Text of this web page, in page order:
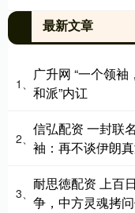
最新文章
1、
广升网 “一个领袖
和派”内讧
2、
信弘配资 一封联
袖：再不谈伊朗
3、
耐思徳配资 上百
争，中方灵魂拷